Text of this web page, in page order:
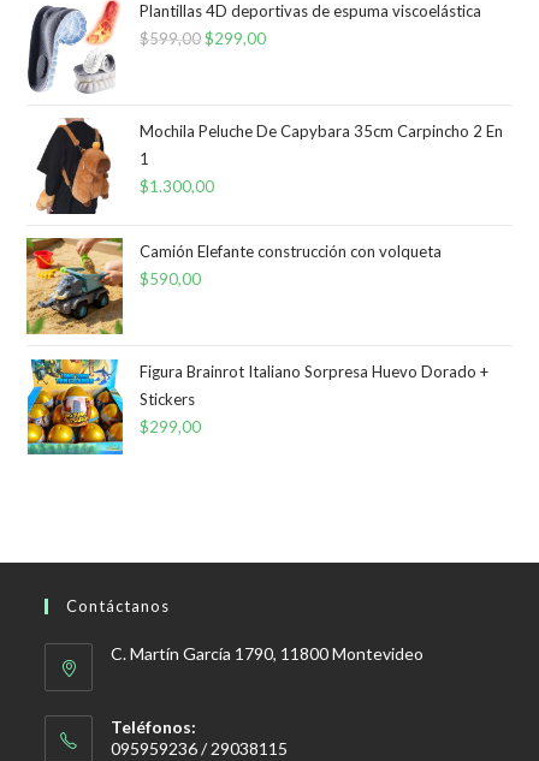
Plantillas 4D deportivas de espuma viscoelástica
$599,00El
era:
$299,00El
es:
Mochila Peluche De Capybara 35cm Carpincho 2 En
1
$1.300,00
Camión Elefante construcción con volqueta
$590,00
Figura Brainrot Italiano Sorpresa Huevo Dorado +
Stickers
$299,00
Contáctanos
C. Martín García 1790, 11800 Montevideo
Teléfonos:
095959236 / 29038115